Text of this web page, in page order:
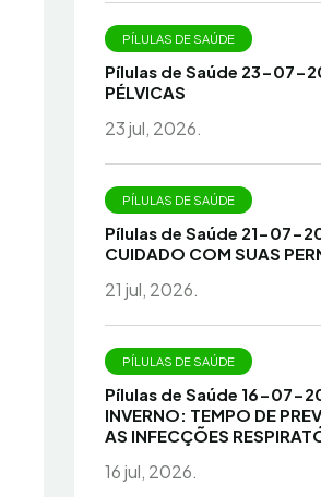
PÍLULAS DE SAÚDE
Pílulas de Saúde 23-07-
PÉLVICAS
23 jul, 2026.
PÍLULAS DE SAÚDE
Pílulas de Saúde 21-07-
CUIDADO COM SUAS
21 jul, 2026.
PÍLULAS DE SAÚDE
Pílulas de Saúde 16-07-
INVERNO: TEMPO DE
AS INFECÇÕES
16 jul, 2026.